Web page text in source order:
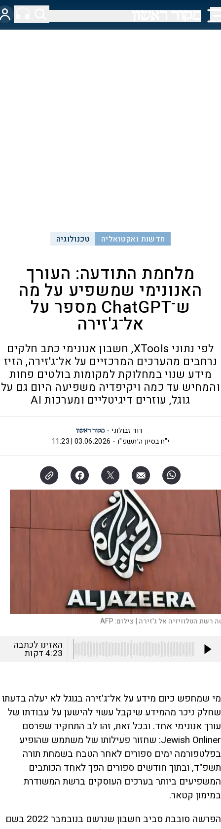
חדשות ואקטואליה טכנולוגיה
מלחמת התודעה: העורך
האנונימי שמשפיע על מה
ש־ChatGPT מספר על
אל־ג'זירה
לפי נתוני XTools, חשבון אנונימי כתב חלקים
נרחבים מהערכים המרכזיים על אל־ג'זירה, הזיז
מידע שנוי במחלוקת למקומות בולטים פחות
והמחיש עד כמה ויקיפדיה משפיעה היום גם על
גוגל, עוזרים דיגיטליים ומערכות AI
דוד זבולוני
י"ח בסיון ה׳תשפ"ו
03.06.2026 | 11:23
רשת הטלוויזיה אל ג'זירה | צילום:AFP
האזינו לכתבה
4:23דקות
מי שמחפש כיום מידע על אל־ג'זירה בגוגל לא יעלה בדעתו
שחלק ניכר מהמידע שיקבל עשוי להישען על עבודתו של
עורך אנונימי אחד. ובכל זאת, זהו לב התחקיר שפרסם
Jewish Onliner: שחזור פעילותו של משתמש שהופיע
בפלטפורמה ימים ספורים לאחר הטבח בשמחת תורה
תשפ"ד, ובתוך חודשים ספורים הפך לאחד הכותבים
המשפיעים ביותר בערכים העוסקים ברשת המשודרת
במימון קטאר.
הפרשה סובבת סביב חשבון שנרשם בנובמבר 2022 בשם